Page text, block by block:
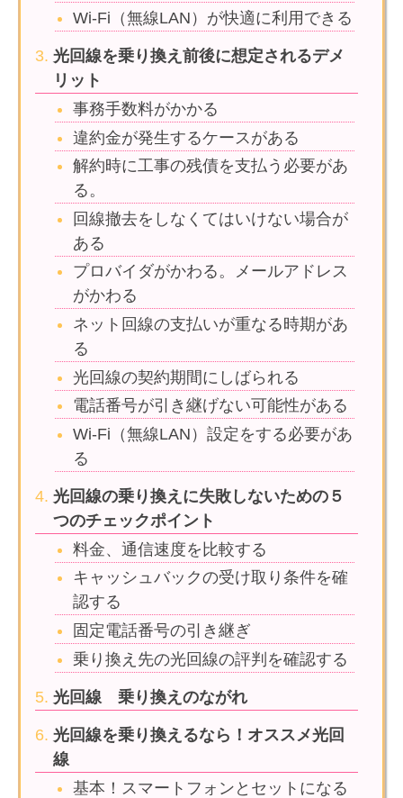
Wi-Fi（無線LAN）が快適に利用できる
光回線を乗り換え前後に想定されるデメ
リット
事務手数料がかかる
違約金が発生するケースがある
解約時に工事の残債を支払う必要があ
る。
回線撤去をしなくてはいけない場合が
ある
プロバイダがかわる。メールアドレス
がかわる
ネット回線の支払いが重なる時期があ
る
光回線の契約期間にしばられる
電話番号が引き継げない可能性がある
Wi-Fi（無線LAN）設定をする必要があ
る
光回線の乗り換えに失敗しないための５
つのチェックポイント
料金、通信速度を比較する
キャッシュバックの受け取り条件を確
認する
固定電話番号の引き継ぎ
乗り換え先の光回線の評判を確認する
光回線 乗り換えのながれ
光回線を乗り換えるなら！オススメ光回
線
基本！スマートフォンとセットになる